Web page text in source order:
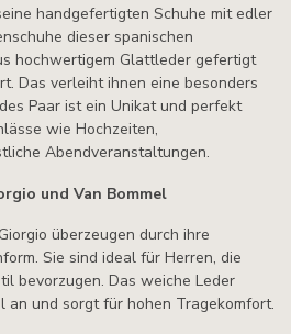
handgefertigten Schuhe mit edler
dieser spanischen
hochwertigem Glattleder gefertigt
Das verleiht ihnen eine besonders
Paar ist ein Unikat und perfekt
wie Hochzeiten,
Abendveranstaltungen.
und Van Bommel
überzeugen durch ihre
Sie sind ideal für Herren, die
bevorzugen. Das weiche Leder
an und sorgt für hohen Tragekomfort.